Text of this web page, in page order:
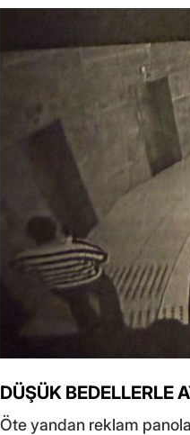
DÜŞÜK BEDELLERLE
Öte yandan reklam